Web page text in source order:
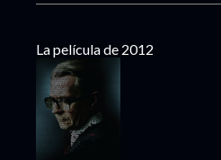
La película de 2012